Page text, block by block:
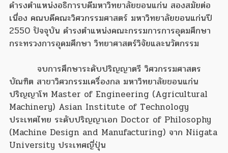
ดำรงตำแหน่งอธิการบดีมหาวิทยาลัยขอนแก่น สองสมัยต่อ
เนื่อง คณบดีคณะวิศวกรรมศาสตร์ มหาวิทยาลัยขอนแก่นปี
2550 ปัจจุบัน ดำรงตำแหน่งคณะกรรมการการอุดมศึกษา
กระทรวงการอุดมศึกษา วิทยาศาสตร์วิจัยและนวัตกรรม
จบการศึกษาระดับปริญญาตรี วิศวกรรมศาสตร
บัณฑิต สาขาวิศวกรรมเครื่องกล มหาวิทยาลัยขอนแก่น
ปริญญาโท Master of Engineering (Agricultural
Machinery) Asian Institute of Technology
ประเทศไทย ระดับปริญญาเอก Doctor of Philosophy
(Machine Design and Manufacturing) จาก Niigata
University ประเทศญี่ปุ่น